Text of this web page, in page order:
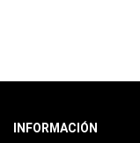
INFORMACIÓN